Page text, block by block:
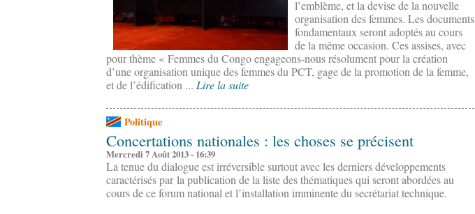
l’emblème, et la devise de la nouvelle
organisation des femmes. Les documents
fondamentaux seront adoptés au cours
de la même occasion. Ces assises, avec
pour thème « Femmes du Congo engageons-nous résolument pour la création
d’une organisation unique des femmes du PCT, gage de la promotion de la femme,
et de l’édification ... Lire la suite
Politique
Concertations nationales : les choses se précisent
Mercredi 7 Août 2013 - 16:39
La tenue du dialogue est irréversible surtout avec les derniers développements
caractérisés par la publication de la liste des thématiques qui seront abordées au
cours de ce forum national et l’installation imminente du secrétariat technique.